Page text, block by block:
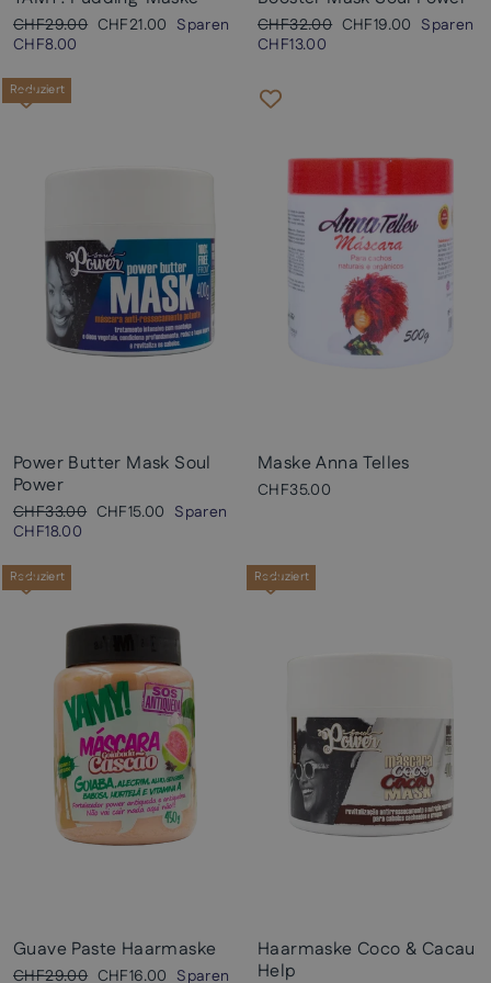
Normaler
Preis
CHF29.00 Sonderpreis
CHF21.00 Sparen
CHF8.00
Normaler
Preis
CHF32.00 Sonderpreis
CHF19.00 Sparen
CHF13.00
Reduziert
Power Butter Mask Soul
Power
Normaler
Preis
CHF33.00 Sonderpreis
CHF15.00 Sparen
CHF18.00
Maske Anna Telles
CHF35.00
Reduziert
Guave Paste Haarmaske
Normaler
CHF29.00 Sonderpreis
CHF16.00 Sparen
Reduziert
Haarmaske Coco & Cacau
Help